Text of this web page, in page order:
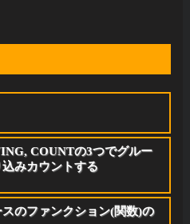
COUNTの3つでグルー
みカウントする
のファンクション(関数)の